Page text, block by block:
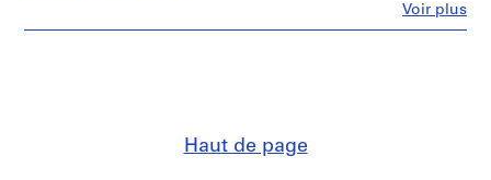
m
Voir plus
Haut de page